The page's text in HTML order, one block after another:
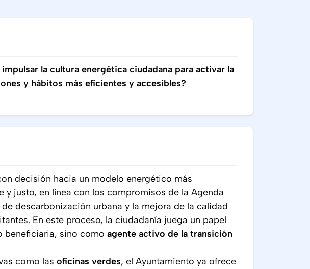
impulsar la cultura energética ciudadana para activar la
y hábitos más eficientes y accesibles?
decisión hacia un modelo energético más
y justo, en línea con los compromisos de la Agenda
descarbonización urbana y la mejora de la calidad
En este proceso, la ciudadanía juega un papel
beneficiaria, sino como agente activo de la transición
como las oficinas verdes, el Ayuntamiento ya ofrece